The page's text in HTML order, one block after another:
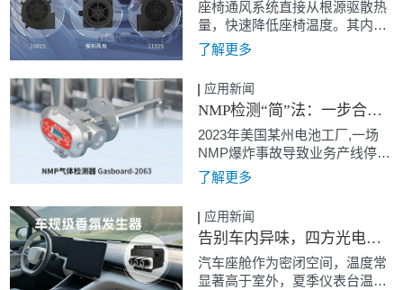
座椅通风系统直接从根源驱散热
量，快速降低座椅温度。其内置
的座椅风扇运转产生气流，透过
导风层均匀从打孔皮面排出（吹
风式）或将人体背部的湿热空气
抽走（吸风式）
了解更多
应用新闻
NMP检测“简”法：一步合规，安全产能双保障
2023年美国某州电池工厂,一场
NMP爆炸事故导致业务产线停
摆，员工接触后眼鼻喉刺痛、皮
肤灼伤，中枢神经也受影响,这是
切实刺痛企业和员工的双重灾
难。
了解更多
应用新闻
告别车内异味，四方光电车规级香氛发生器开启清新之旅
汽车座舱作为密闭空间，温度常
显著高于室外，夏季仪表台温度